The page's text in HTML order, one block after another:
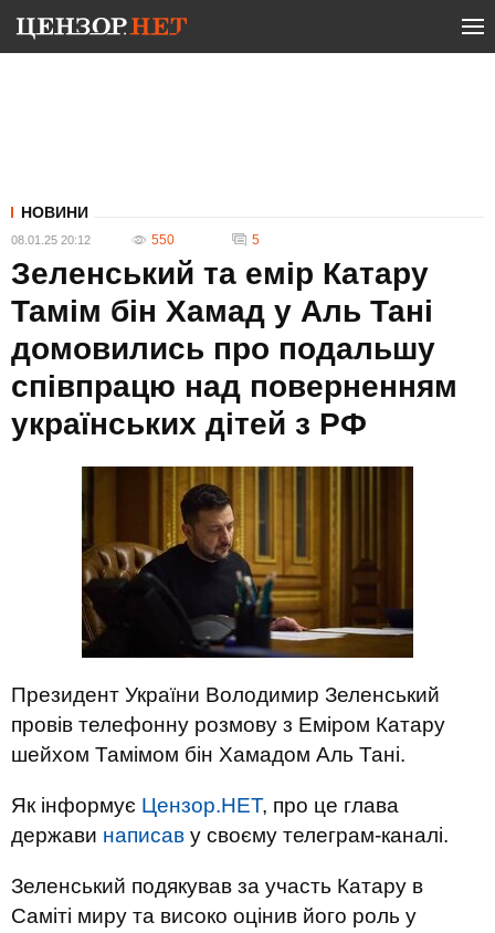
НОВИНИ
08.01.25 20:12 550 5
Зеленський та емір Катару
Тамім бін Хамад у Аль Тані
домовились про подальшу
співпрацю над поверненням
українських дітей з РФ
Президент України Володимир Зеленський
провів телефонну розмову з Еміром Катару
шейхом Тамімом бін Хамадом Аль Тані.
Як інформує Цензор.НЕТ, про це глава
держави написав у своєму телеграм-каналі.
Зеленський подякував за участь Катару в
Саміті миру та високо оцінив його роль у